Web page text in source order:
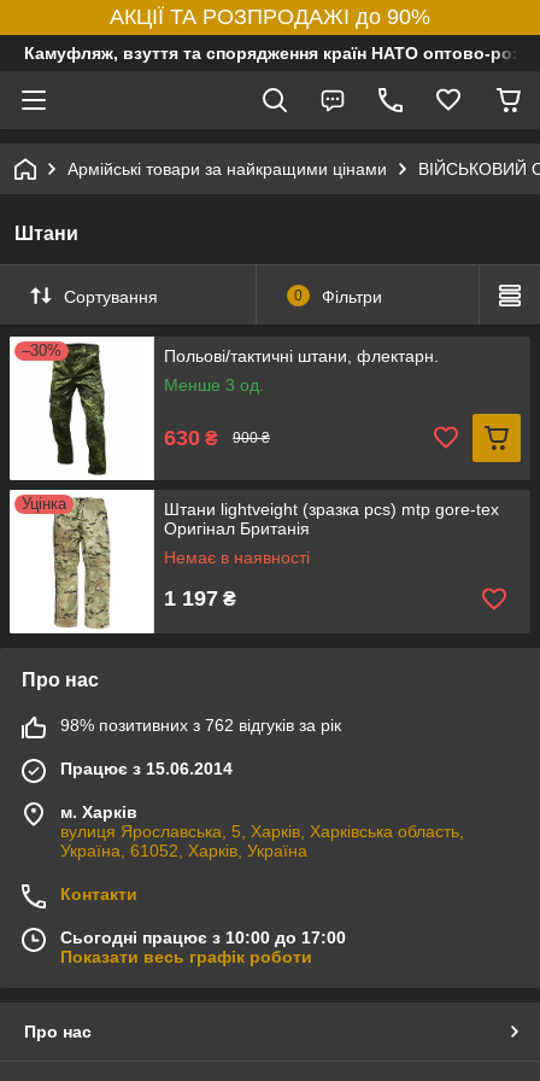
АКЦІЇ ТА РОЗПРОДАЖІ до 90%
Камуфляж, взуття та спорядження країн НАТО оптово-
Армійські товари за найкращими цінами ВІЙСЬКОВИЙ
Штани
Сортування 0 Фільтри
–30%
Польові/тактичні штани, флектарн.
Менше 3 од.
630 ₴ 900 ₴
Уцінка
Штани lightveight (зразка pcs) mtp gore-tex
Оригінал Британія
Немає в наявності
1 197 ₴
Про нас
98% позитивних з 762 відгуків за рік
Працює з 15.06.2014
м. Харків
вулиця Ярославська, 5, Харків, Харківська область,
Україна, 61052, Харків, Україна
Контакти
Сьогодні працює з 10:00 до 17:00
Показати весь графік роботи
Про нас